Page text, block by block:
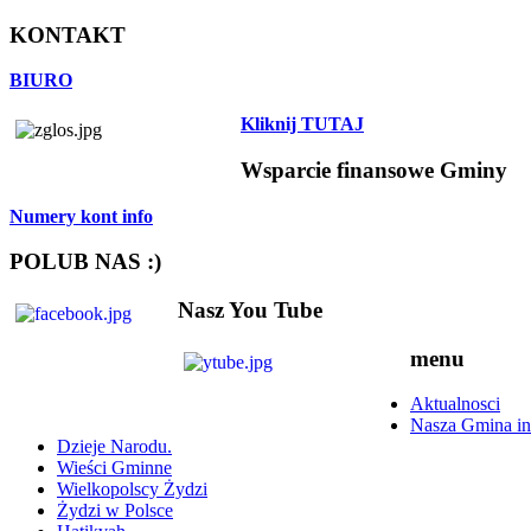
KONTAKT
BIURO
Kliknij TUTAJ
Wsparcie finansowe Gminy
Numery kont info
POLUB NAS :)
Nasz You Tube
menu
Aktualnosci
Nasza Gmina
Dzieje Narodu.
Wieści Gminne
Wielkopolscy Żydzi
Żydzi w Polsce